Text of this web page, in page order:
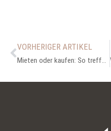
VORHERIGER ARTIKEL
Mieten oder kaufen: So treffen Sie die richtige Entscheidung